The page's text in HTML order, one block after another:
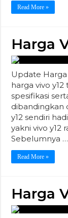
Read More »
Harga
Update Harga
harga vivo
spesifikasi
dibandingkan
y12 sendiri
yakni vivo y12
Sebelumnya …
Read More »
Harga